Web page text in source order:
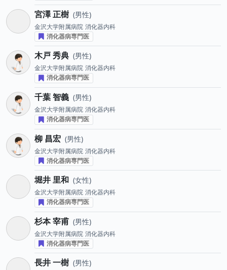
宮澤 正樹 男性
金沢大学附属病院 消化器内科
消化器病専門医
木戸 秀典 男性
金沢大学附属病院 消化器内科
消化器病専門医
千葉 智義 男性
金沢大学附属病院 消化器内科
消化器病専門医
柳 昌宏 男性
金沢大学附属病院 消化器内科
消化器病専門医
堀井 里和 女性
金沢大学附属病院 消化器内科
消化器病専門医
杉本 宰甫 男性
金沢大学附属病院 消化器内科
消化器病専門医
長井 一樹 男性